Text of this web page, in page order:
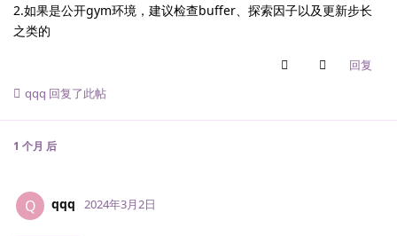
2.如果是公开gym环境，建议检查buffer、探索因子以及更新步长
之类的
回复
qqq 回复了此帖
1 个月 后
Q qqq 2024年3月2日